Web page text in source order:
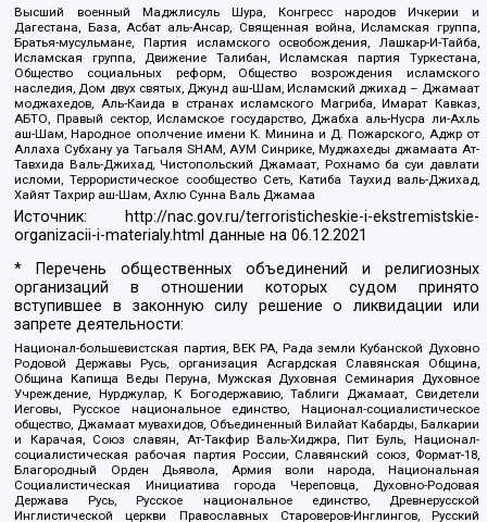
Высший военный Маджлисуль Шура, Конгресс народов Ичкерии и
Дагестана, База, Асбат аль-Ансар, Священная война, Исламская группа,
Братья-мусульмане, Партия исламского освобождения, Лашкар-И-Тайба,
Исламская группа, Движение Талибан, Исламская партия Туркестана,
Общество социальных реформ, Общество возрождения исламского
наследия, Дом двух святых, Джунд аш-Шам, Исламский джихад – Джамаат
моджахедов, Аль-Каида в странах исламского Магриба, Имарат Кавказ,
АБТО, Правый сектор, Исламское государство, Джабха аль-Нусра ли-Ахль
аш-Шам, Народное ополчение имени К. Минина и Д. Пожарского, Аджр от
Аллаха Субхану уа Тагьаля SHAM, АУМ Синрике, Муджахеды джамаата Ат-
Тавхида Валь-Джихад, Чистопольский Джамаат, Рохнамо ба суи давлати
исломи, Террористическое сообщество Сеть, Катиба Таухид валь-Джихад,
Хайят Тахрир аш-Шам, Ахлю Сунна Валь Джамаа
Источник:
http://nac.gov.ru/terroristicheskie-i-ekstremistskie-
organizacii-i-materialy.html данные на06.12.2021
* Перечень общественных объединений и религиозных
организаций в отношении которых судом принято
вступившее в законную силу решение о ликвидации или
запрете деятельности:
Национал-большевистская партия, ВЕК РА, Рада земли Кубанской Духовно
Родовой Державы Русь, организация Асгардская Славянская Община,
Община Капища Веды Перуна, Мужская Духовная Семинария Духовное
Учреждение, Нурджулар, К Богодержавию, Таблиги Джамаат, Свидетели
Иеговы, Русское национальное единство, Национал-социалистическое
общество, Джамаат мувахидов, Объединенный Вилайат Кабарды, Балкарии
и Карачая, Союз славян, Ат-Такфир Валь-Хиджра, Пит Буль, Национал-
социалистическая рабочая партия России, Славянский союз, Формат-18,
Благородный Орден Дьявола, Армия воли народа, Национальная
Социалистическая Инициатива города Череповца, Духовно-Родовая
Держава Русь, Русское национальное единство, Древнерусской
Инглистической церкви Православных Староверов-Инглингов, Русский